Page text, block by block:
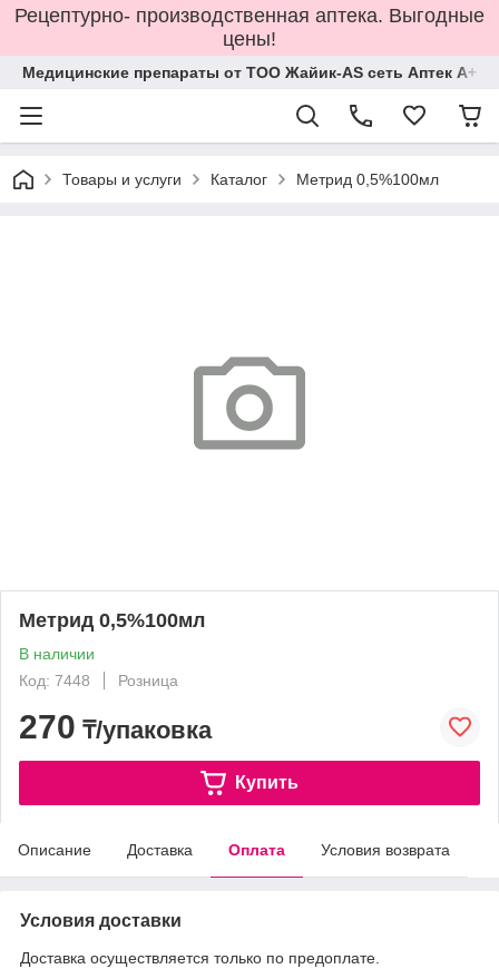
Рецептурно- производственная аптека. Выгодные
цены!
Медицинские препараты от ТОО Жайик-AS сеть Аптек А+
Товары и услуги Каталог Метрид 0,5%100мл
Метрид 0,5%100мл
В наличии
Код: 7448
Розница
270 ₸/упаковка
Купить
Описание Доставка Оплата Условия возврата
Условия доставки
Доставка осуществляется только по предоплате.